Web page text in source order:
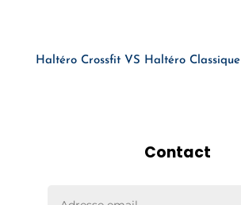
Haltéro Crossfit VS Haltéro Classique
Contact